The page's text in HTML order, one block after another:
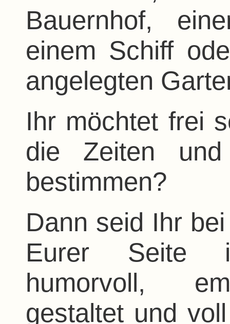
Bauernhof,
einem Schiff
angelegten
Ihr möchtet frei
die Zeiten
bestimmen?
Dann seid Ihr
Eurer Seite
humorvoll,
gestaltet und